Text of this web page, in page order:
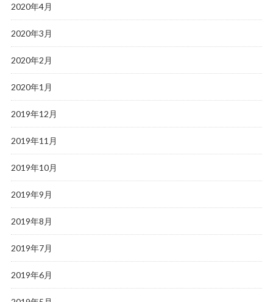
2020年4月
2020年3月
2020年2月
2020年1月
2019年12月
2019年11月
2019年10月
2019年9月
2019年8月
2019年7月
2019年6月